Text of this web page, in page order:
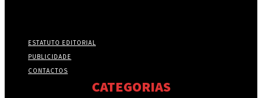
ESTATUTO EDITORIAL
PUBLICIDADE
CONTACTOS
CATEGORIAS